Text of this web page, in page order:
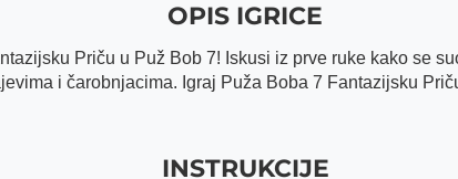
OPIS IGRICE
Priču u Puž Bob 7! Iskusi iz prve ruke kako se
i čarobnjacima. Igraj Puža Boba 7 Fantazijsku
INSTRUKCIJE